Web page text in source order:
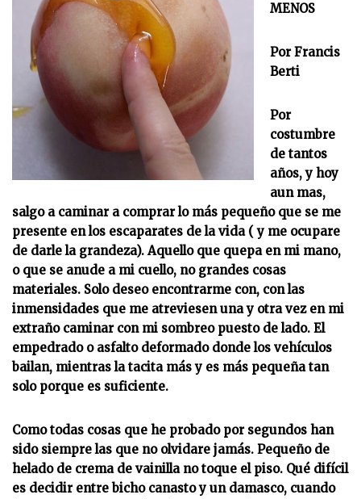
MENOS
Por Francis
Berti
Por
costumbre
de tantos
años, y hoy
aun mas,
salgo a caminar a comprar lo más pequeño que se me
presente en los escaparates de la vida ( y me ocupare
de darle la grandeza). Aquello que quepa en mi mano,
o que se anude a mi cuello, no grandes cosas
materiales. Solo deseo encontrarme con, con las
inmensidades que me atreviesen una y otra vez en mi
extraño caminar con mi sombreo puesto de lado. El
empedrado o asfalto deformado donde los vehículos
bailan, mientras la tacita más y es más pequeña tan
solo porque es suficiente.
Como todas cosas que he probado por segundos han
sido siempre las que no olvidare jamás. Pequeño de
helado de crema de vainilla no toque el piso. Qué difícil
es decidir entre bicho canasto y un damasco, cuando